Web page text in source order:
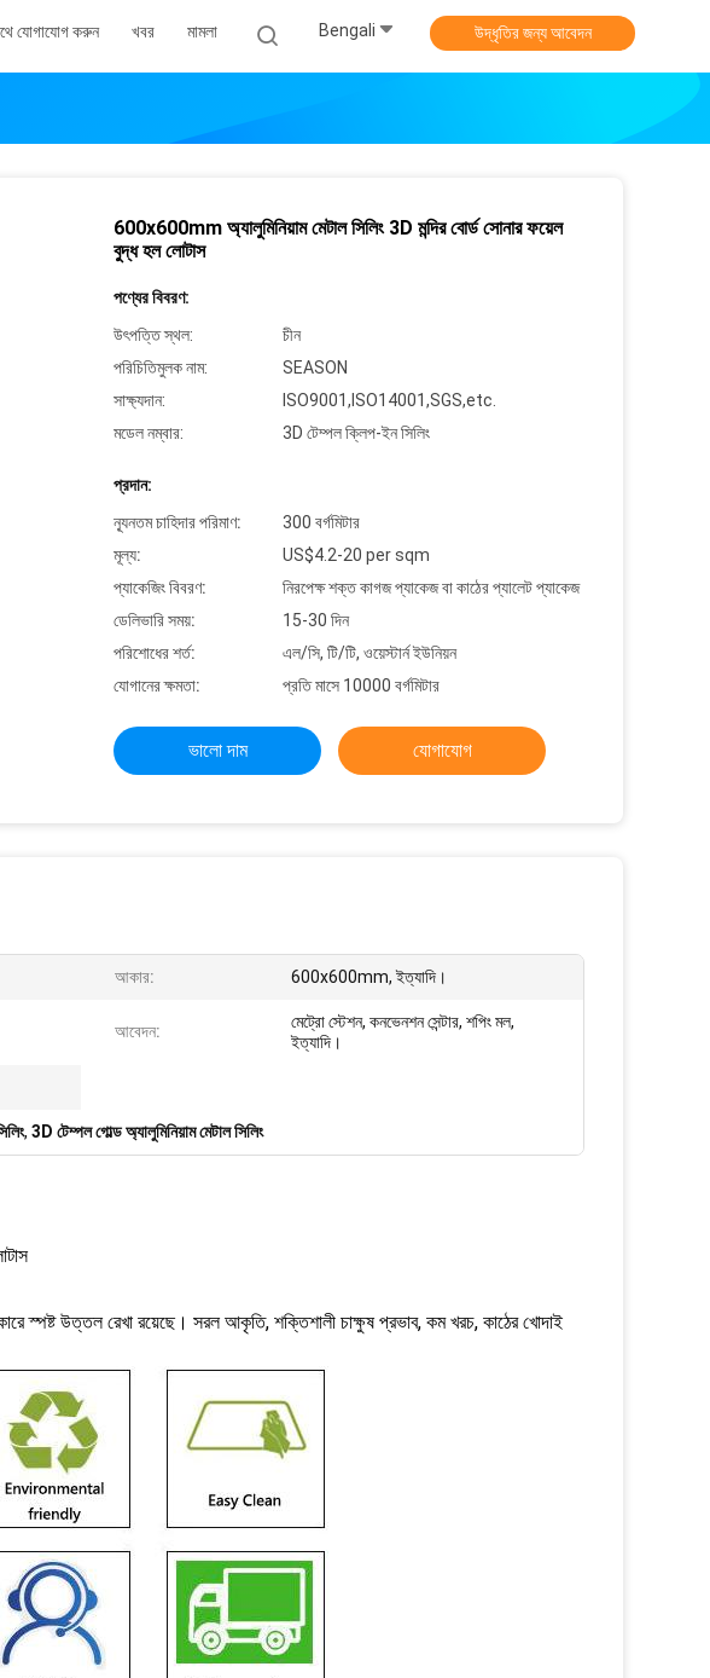
যোগাযোগ করুন খবর মামলা Bengali উদ্ধৃতির জন্য আবেদন
600x600mm অ্যালুমিনিয়াম মেটাল সিলিং 3D মন্দির বোর্ড সোনার ফয়েল
বুদ্ধ হল লোটাস
পণ্যের বিবরণ:
উৎপত্তি স্থল:
চীন
পরিচিতিমুলক নাম:
SEASON
সাক্ষ্যদান:
ISO9001,ISO14001,SGS,etc.
মডেল নম্বার:
3D টেম্পল ক্লিপ-ইন সিলিং
প্রদান:
ন্যূনতম চাহিদার পরিমাণ:
300 বর্গমিটার
মূল্য:
US$4.2-20 per sqm
প্যাকেজিং বিবরণ:
নিরপেক্ষ শক্ত কাগজ প্যাকেজ বা কাঠের প্যালেট প্যাকেজ
ডেলিভারি সময়:
15-30 দিন
পরিশোধের শর্ত:
এল/সি, টি/টি, ওয়েস্টার্ন ইউনিয়ন
যোগানের ক্ষমতা:
প্রতি মাসে 10000 বর্গমিটার
ভালো দাম যোগাযোগ
আকার: 600x600mm, ইত্যাদি।
আবেদন:
মেট্রো স্টেশন, কনভেনশন সেন্টার, শপিং মল,
ইত্যাদি।
, 3D টেম্পল গোল্ড অ্যালুমিনিয়াম মেটাল সিলিং
স্পষ্ট উত্তল রেখা রয়েছে। সরল আকৃতি, শক্তিশালী চাক্ষুষ প্রভাব, কম খরচ, কাঠের খোদাই